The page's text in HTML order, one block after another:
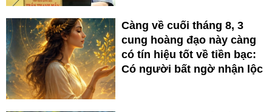
Càng về cuối tháng 8, 3
cung hoàng đạo này càng
có tín hiệu tốt về tiền bạc:
Có người bất ngờ nhận lộc